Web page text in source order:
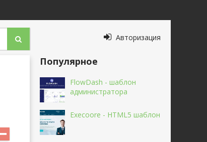
Авторизация
Популярное
FlowDash - шаблон
администратора
Execoore - HTML5 шаблон